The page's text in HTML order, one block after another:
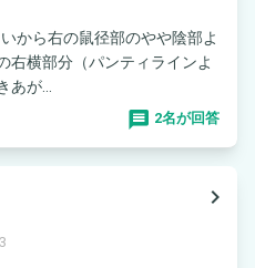
から右の鼠径部のやや陰部よ
右横部分（パンティラインよ
が...
2名が回答
navigate_next